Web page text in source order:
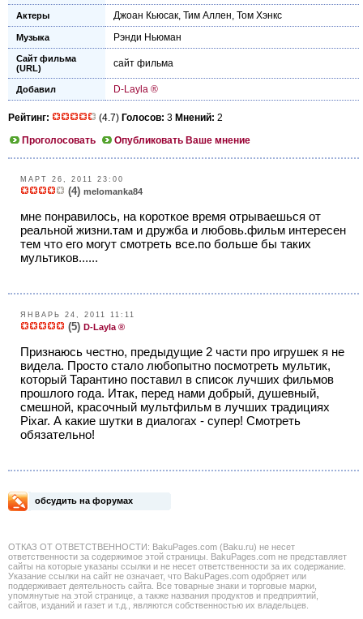
Актеры Джоан Кьюсак, Тим Аллен, Том Хэнкс
Музыка Рэнди Ньюман
Сайт фильма
(URL)
сайт фильма
Добавил D-Layla ®
Рейтинг: (4.7) Голосов: 3 Мнений: 2
Проголосовать
Опубликовать Ваше мнение
МАРТ 26, 2011 23:00
(4) melomanka84
мне понравилось, на короткое время отрываешься от
реальной жизни.там и дружба и любовь.фильм интересен
тем что его могут смотреть все.по больше бы таких
мультиков......
ЯНВАРЬ 24, 2011 11:11
(5) D-Layla ®
Признаюсь честно, предыдущие 2 части про игрушек я не
видела. Просто стало любопытно посмотреть мультик,
который Тарантино поставил в список лучших фильмов
прошлого года. Итак, перед нами добрый, душевный,
смешной, красочный мультфильм в лучших традициях
Pixar. А какие шутки в диалогах - супер! Смотреть
обязательно!
обсудить на форумах
ОТКАЗ ОТ ОТВЕТСТВЕННОСТИ: BakuPages.com (Baku.ru) не несет
ответственности за содержимое этой страницы. BakuPages.com не представляет
сайты на которые указаны ссылки и не несет ответственности за их содержание.
Указание ссылки на сайт не означает, что BakuPages.com одобряет или
поддерживает деятельность сайта. Все товарные знаки и торговые марки,
упомянутые на этой странице, а также названия продуктов и предприятий,
сайтов, изданий и газет и т.д., являются собственностью их владельцев.